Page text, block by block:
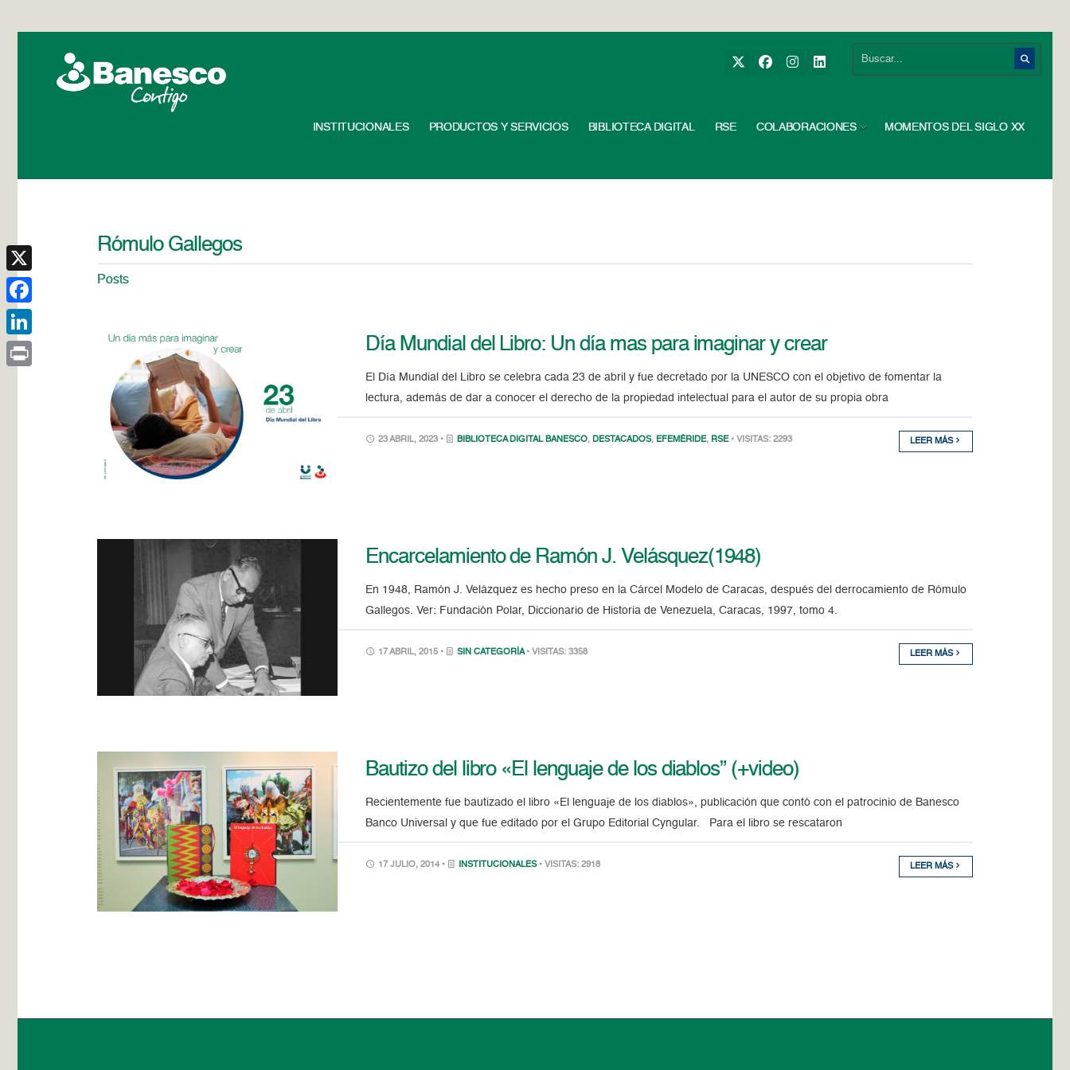
INSTITUCIONALES PRODUCTOS Y SERVICIOS BIBLIOTECA DIGITAL RSE COLABORACIONES MOMENTOS DEL SIGLO XX
Rómulo Gallegos
Posts
Día Mundial del Libro: Un día mas para imaginar y crear
El Día Mundial del Libro se celebra cada 23 de abril y fue decretado por la UNESCO con el objetivo de fomentar la
lectura, además de dar a conocer el derecho de la propiedad intelectual para el autor de su propia obra
23 ABRIL, 2023 • BIBLIOTECA DIGITAL BANESCO, DESTACADOS, EFEMÉRIDE, RSE • VISITAS: 2293 LEER MÁS
Encarcelamiento de Ramón J. Velásquez(1948)
En 1948, Ramón J. Velázquez es hecho preso en la Cárcel Modelo de Caracas, después del derrocamiento de Rómulo
Gallegos. Ver: Fundación Polar, Diccionario de Historia de Venezuela, Caracas, 1997, tomo 4.
17 ABRIL, 2015 • SIN CATEGORÍA • VISITAS: 3358 LEER MÁS
Bautizo del libro «El lenguaje de los diablos” (+video)
Recientemente fue bautizado el libro «El lenguaje de los diablos», publicación que contó con el patrocinio de Banesco
Banco Universal y que fue editado por el Grupo Editorial Cyngular. Para el libro se rescataron
17 JULIO, 2014 • INSTITUCIONALES • VISITAS: 2918 LEER MÁS
X
Facebook
LinkedIn